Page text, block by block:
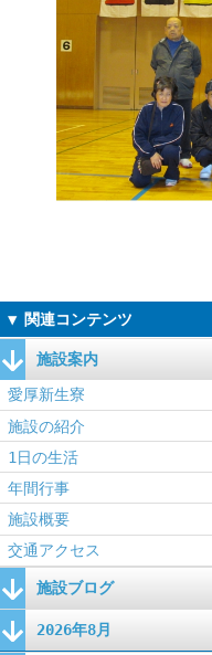
施設案内
愛厚新生寮
施設の紹介
1日の生活
年間行事
施設概要
交通アクセス
施設ブログ
2026年8月